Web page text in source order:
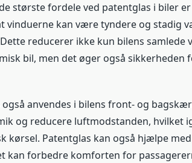
største fordele ved patentglas i biler
vinduerne kan være tyndere og stadig
reducerer ikke kun bilens
bil, men det øger også sikkerheden
anvendes i bilens front- og
og reducere luftmodstanden, hvilket
Patentglas kan også hjælpe
kan forbedre komforten for